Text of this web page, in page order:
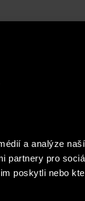
a analýze
pro
poskytli nebo
САТПО,
о
успешно
за кулисы